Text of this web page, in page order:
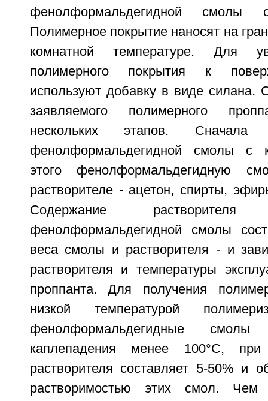
фенолформальдегидной смолы
Полимерное покрытие наносят на
комнатной температуре. Для
полимерного покрытия к
используют добавку в виде силана.
заявляемого полимерного
нескольких этапов. Сначала
фенолформальдегидной смолы с
этого фенолформальдегидную
растворителе - ацетон, спирты,
Содержание
фенолформальдегидной смолы
веса смолы и растворителя - и
растворителя и температуры
проппанта. Для получения
низкой температурой
фенолформальдегидные
каплепадения менее 100°C,
растворителя составляет 5-50% и
растворимостью этих смол. Чем